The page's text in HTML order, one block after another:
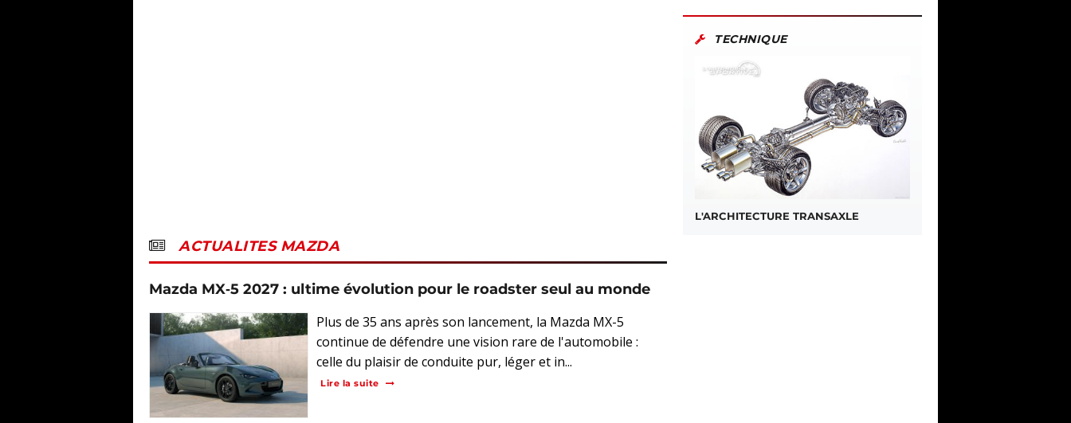
ACTUALITES MAZDA
Mazda MX‑5 2027 : ultime évolution pour le roadster seul au monde
Plus de 35 ans après son lancement, la Mazda MX-5
continue de défendre une vision rare de l'automobile :
celle du plaisir de conduite pur, léger et in...
Lire la suite
TECHNIQUE
L'ARCHITECTURE TRANSAXLE